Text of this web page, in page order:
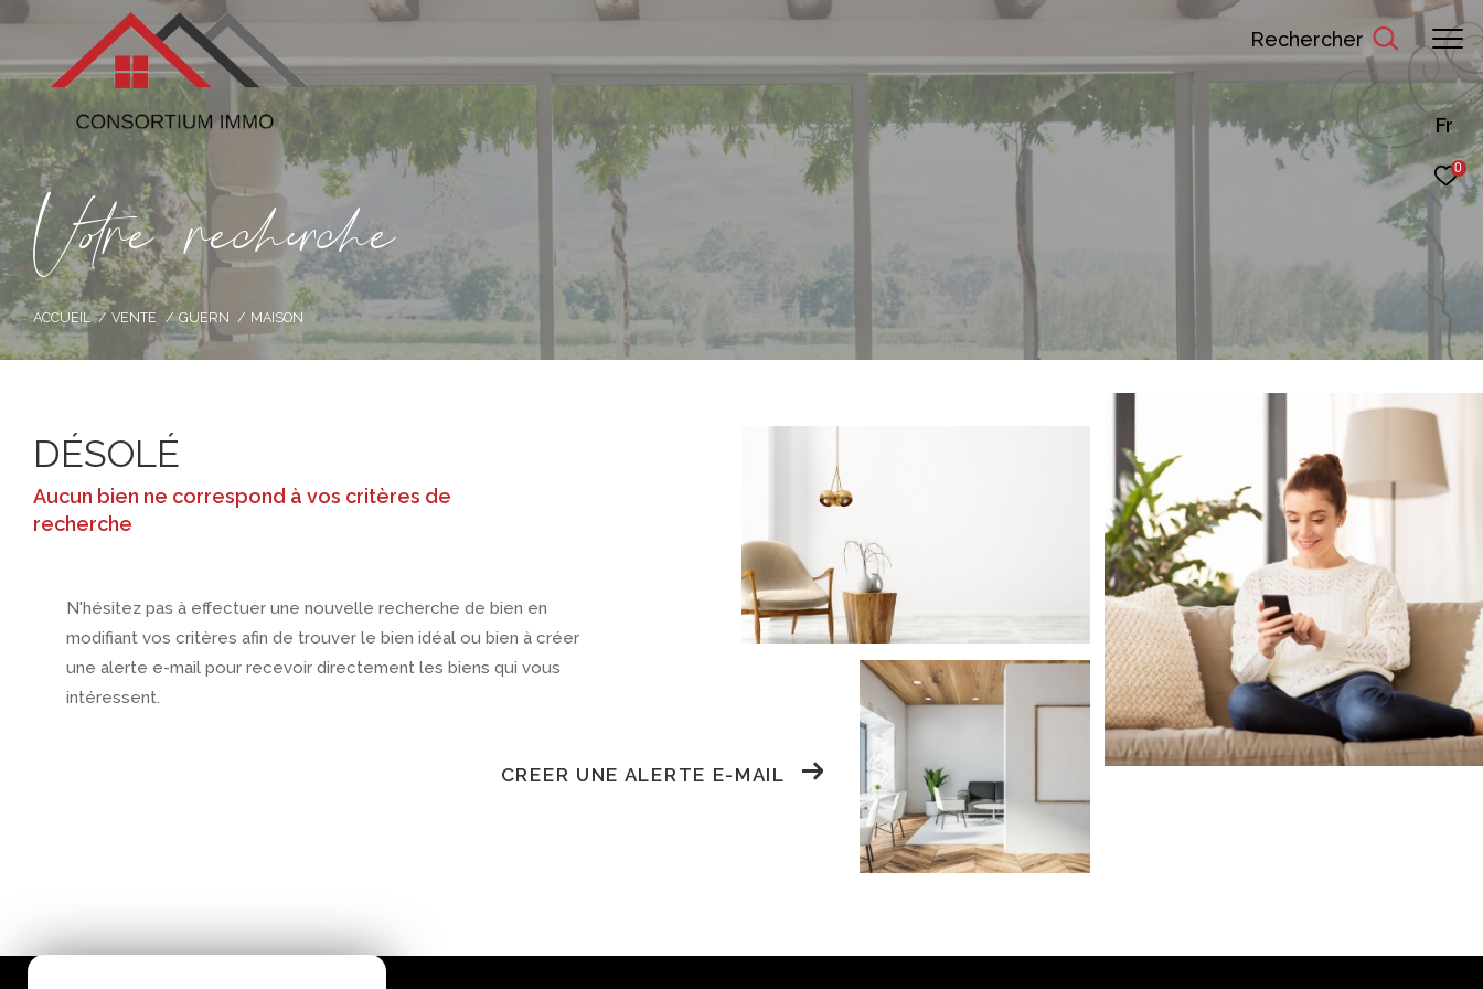
Fr
0
rechercher
Vore recece
ACCUEIL VENTE GUERN MAISON
DÉSOLÉ
Aucun bien ne correspond à vos critères de
recherche
N'hésitez pas à effectuer une nouvelle recherche de bien en
modifiant vos critères afin de trouver le bien idéal ou bien à créer
une alerte e-mail pour recevoir directement les biens qui vous
intéressent.
CREER UNE ALERTE E-MAIL